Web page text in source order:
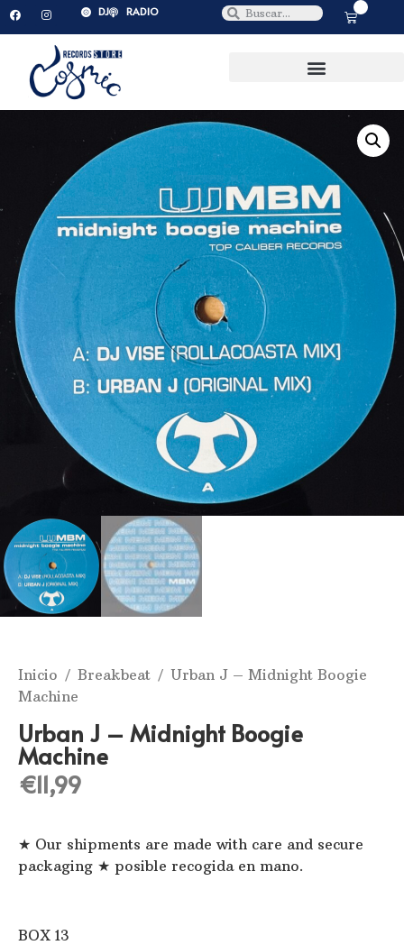
DJ RADIO
Inicio / Breakbeat / Urban J ‎– Midnight Boogie
Machine
Urban J ‎– Midnight Boogie
Machine
€11,99
★ Our shipments are made with care and secure
packaging ★ posible recogida en mano.
BOX 13